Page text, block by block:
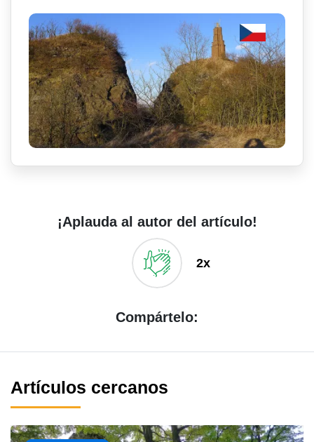
¡Aplauda al autor del artículo!
2x
Compártelo:
Artículos cercanos